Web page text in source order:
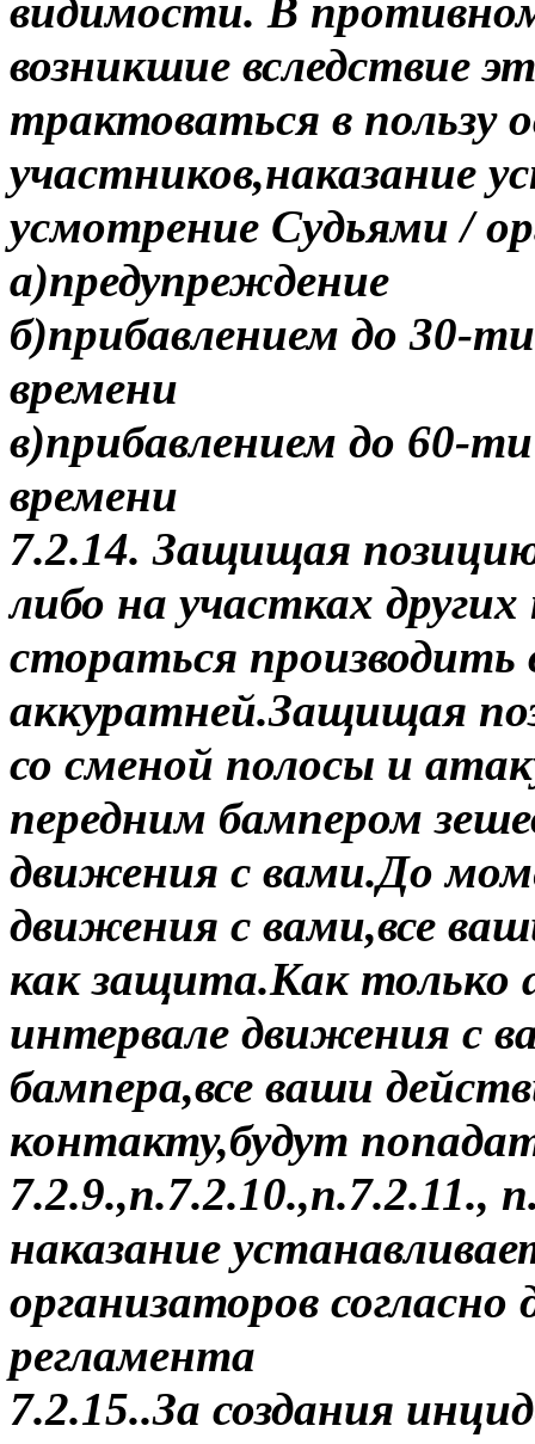
видимости. В
возникшие вследствие
трактоваться в пользу
участников,наказание
усмотрение Судьями /
а)предупреждение
б)прибавлением до 30-
времени
в)прибавлением до 60-
времени
7.2.14. Защищая
либо на участках
стораться производить
аккуратней.Защищая
со сменой полосы и
передним бампером
движения с вами.До
движения с вами,все
как защита.Как
интервале движения с
бампера,все ваши
контакту,будут
7.2.9.,п.7.2.10.,п.7.2.11.,
наказание
организаторов
регламента
7.2.15..За создания